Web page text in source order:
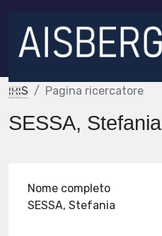
IRIS Pagina ricercatore
SESSA, Stefania
Nome completo
SESSA, Stefania